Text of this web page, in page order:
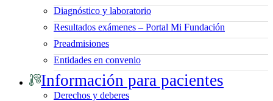
Diagnóstico y laboratorio
Resultados exámenes – Portal Mi Fundación
Preadmisiones
Entidades en convenio
Información para pacientes
Derechos y deberes